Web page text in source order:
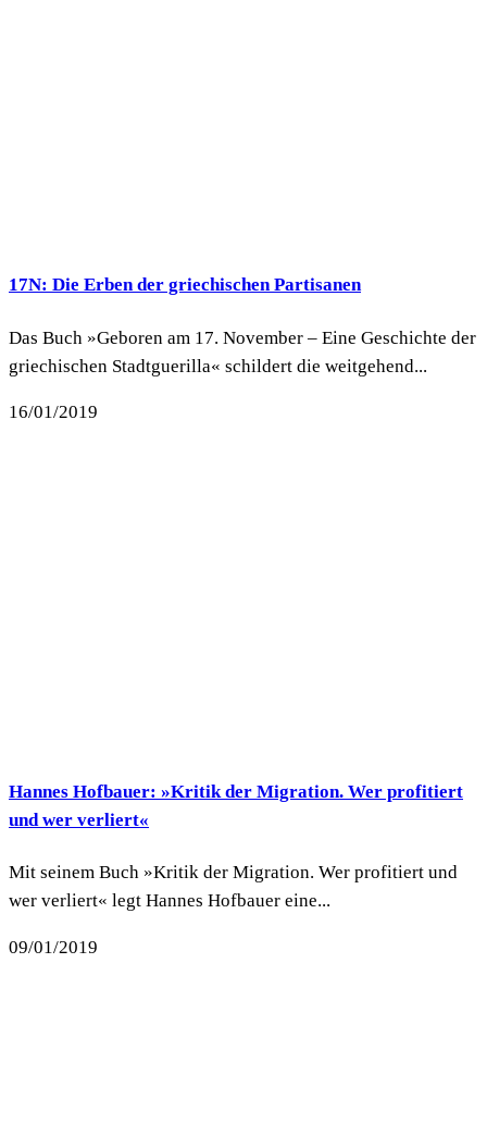
17N: Die Erben der griechischen Partisanen
Das Buch »Geboren am 17. November – Eine Geschichte der
griechischen Stadtguerilla« schildert die weitgehend...
16/01/2019
Hannes Hofbauer: »Kritik der Migration. Wer profitiert
und wer verliert«
Mit seinem Buch »Kritik der Migration. Wer profitiert und
wer verliert« legt Hannes Hofbauer eine...
09/01/2019